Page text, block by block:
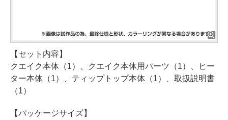
【セット内容】
クエイク本体（1）、クエイク本体用パーツ（1）、ヒー
ター本体（1）、ティップトップ本体（1）、取扱説明書
（1）
【パッケージサイズ】